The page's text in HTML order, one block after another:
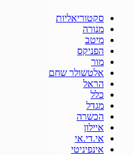
סקטוריאליות
מנורה
מיטב
הפניקס
מור
אלטשולר שחם
הראל
כלל
מגדל
הכשרה
איילון
אי.די.אי
אינפיניטי